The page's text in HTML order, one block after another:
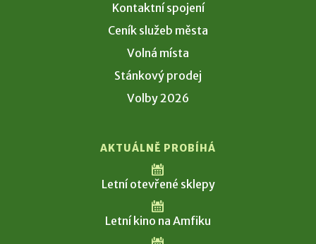
Kontaktní spojení
Ceník služeb města
Volná místa
Stánkový prodej
Volby 2026
AKTUÁLNĚ PROBÍHÁ
Letní otevřené sklepy
Letní kino na Amfiku